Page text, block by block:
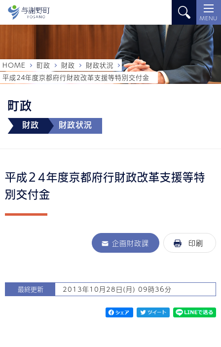
MENU
町政
財政 財政状況
HOME 町政 財政
財政状況
平成２４年度京都府行財政改革支援等特別交付金
平成２４年度京都府行財政改革支援等特
別交付金
企画財政課 印刷
最終更新 2013年10月28日(月) 09時36分